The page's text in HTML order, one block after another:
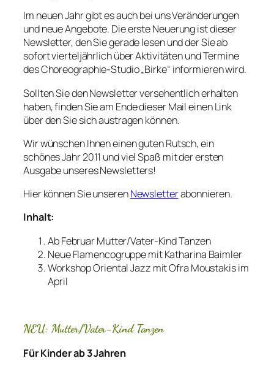
Im neuen Jahr gibt es auch bei uns Veränderungen
und neue Angebote. Die erste Neuerung ist dieser
Newsletter, den Sie gerade lesen und der Sie ab
sofort vierteljährlich über Aktivitäten und Termine
des Choreographie-Studio „Birke“ informieren wird.
Sollten Sie den Newsletter versehentlich erhalten
haben, finden Sie am Ende dieser Mail einen Link
über den Sie sich austragen können.
Wir wünschen Ihnen einen guten Rutsch, ein
schönes Jahr 2011 und viel Spaß mit der ersten
Ausgabe unseres Newsletters!
Hier können Sie unserenNewsletterabonnieren.
Inhalt:
Ab Februar Mutter/Vater-Kind Tanzen
Neue Flamencogruppe mit Katharina Baimler
Workshop Oriental Jazz mit Ofra Moustakis im
April
NEU: Mutter/Vater-Kind Tanzen
Für Kinder ab 3 Jahren